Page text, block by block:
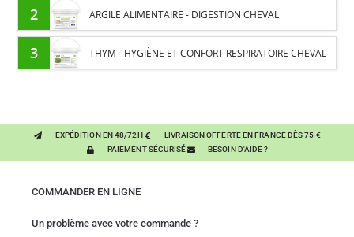
ARTICULAIRE CHEVAL - PLANTE PURE
2 ARGILE ALIMENTAIRE - DIGESTION CHEVAL
3 THYM - HYGIÈNE ET CONFORT RESPIRATOIRE CHEVAL -
EXPÉDITION EN 48/72H
LIVRAISON OFFERTE EN FRANCE DÈS 75 €
PAIEMENT SÉCURISÉ
BESOIN D'AIDE ?
COMMANDER EN LIGNE
Un problème avec votre commande ?